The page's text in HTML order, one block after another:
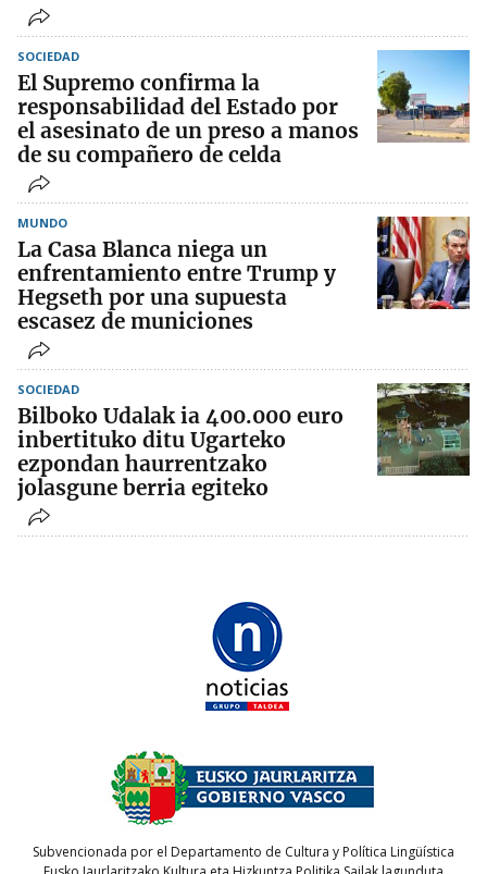
SOCIEDAD
El Supremo confirma la
responsabilidad del Estado por
el asesinato de un preso a manos
de su compañero de celda
MUNDO
La Casa Blanca niega un
enfrentamiento entre Trump y
Hegseth por una supuesta
escasez de municiones
SOCIEDAD
Bilboko Udalak ia 400.000 euro
inbertituko ditu Ugarteko
ezpondan haurrentzako
jolasgune berria egiteko
Subvencionada por el Departamento de Cultura y Política Lingüística